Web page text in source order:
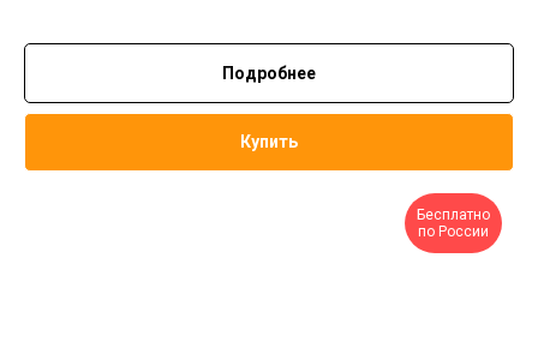
Подробнее
Купить
Бесплатно
по России